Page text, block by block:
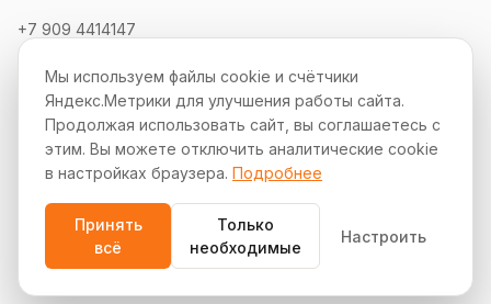
+7 909 4414147
Telegram: @SokSaitov_bot
Пн–Пт, 10:00–19:00
Партнёрская программа
© 2012–2026 СокСайтов. Все права защищены.
Мы используем файлы cookie и счётчики
Яндекс.Метрики для улучшения работы сайта.
Продолжая использовать сайт, вы соглашаетесь с
этим. Вы можете отключить аналитические cookie
в настройках браузера. Подробнее
Принять
всё
Только
необходимые
Настроить